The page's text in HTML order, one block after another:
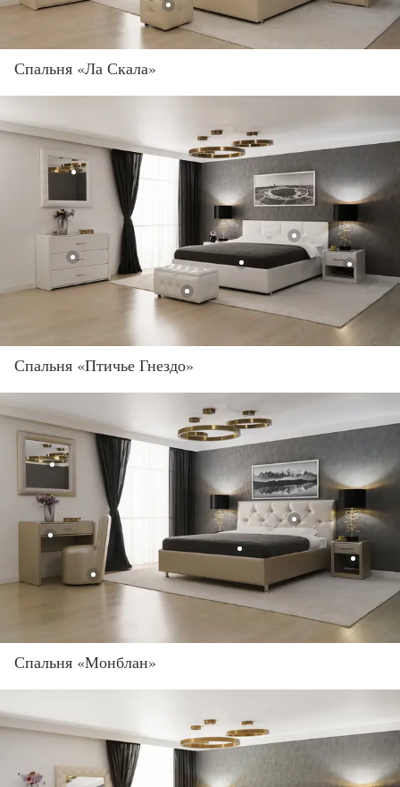
Спальня «Ла Скала»
Спальня «Птичье Гнездо»
Спальня «Монблан»